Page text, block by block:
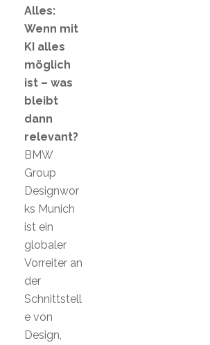
Alles:
Wenn mit
KI alles
möglich
ist – was
bleibt
dann
relevant?
BMW
Group
Designwor
ks Munich
ist ein
globaler
Vorreiter an
der
Schnittstell
e von
Design,